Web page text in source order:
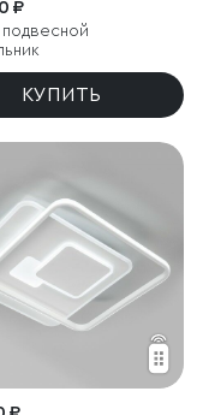
₽
КУПИТЬ